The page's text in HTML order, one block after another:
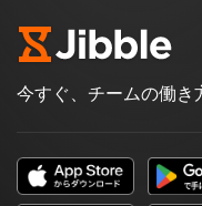
今すぐ、チームの働き